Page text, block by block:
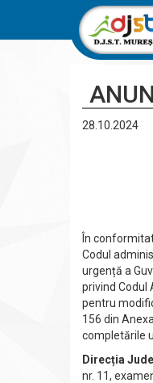
28.10.2024
În
Codul
urgență a
privind Codul
pentru
156 din
completările
Direcția
nr. 11,